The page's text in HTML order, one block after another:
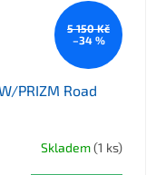
5 150 Kč
–34 %
PRIZM Road
Skladem(1 ks)